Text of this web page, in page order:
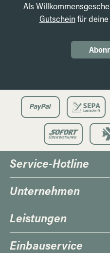
Als
Gutscheinfür deine
Service-Hotline
Unternehmen
Leistungen
Einbauservice